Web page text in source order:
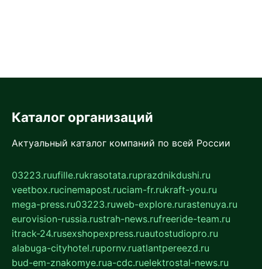
Каталог организаций
Актуальный каталог компаний по всей России
03223.ruufille.rukrasotata.ruprazdnikdushi.ru
veetbox.rucinemapost.ruciam-fr.rukraft-you.ru
mega-press.ru03223.ruweb-explore.rurastenuya.ru
eurovision-russia.rustrah-news.rufreeride-team.ru
itrack-24.rusexshopexpress.ruautostudiopro.ru
alabuga-cityhotel.rupornv.ruatlantpereezd.ru
bud-em-znakomye.rua-cdc.ruelektrostal-news.ru